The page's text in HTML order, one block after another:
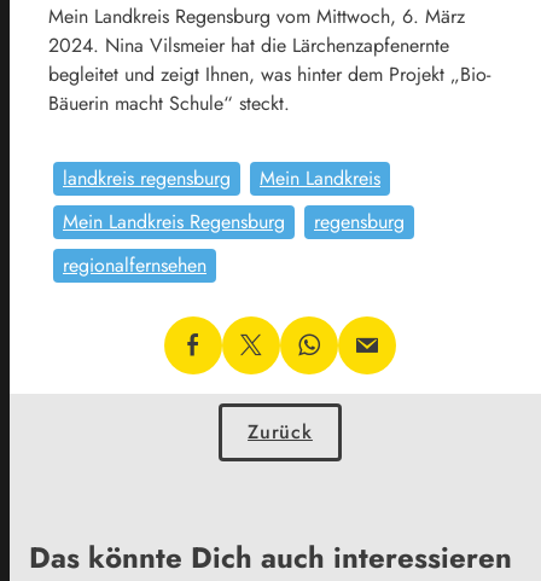
Mein Landkreis Regensburg vom Mittwoch, 6. März
2024. Nina Vilsmeier hat die Lärchenzapfenernte
begleitet und zeigt Ihnen, was hinter dem Projekt „Bio-
Bäuerin macht Schule“ steckt.
landkreis regensburg
Mein Landkreis
Mein Landkreis Regensburg
regensburg
regionalfernsehen
Zurück
Das könnte Dich auch interessieren